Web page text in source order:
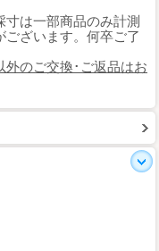
は一部商品のみ計測
ございます。何卒ご了
外のご交換･ご返品はお